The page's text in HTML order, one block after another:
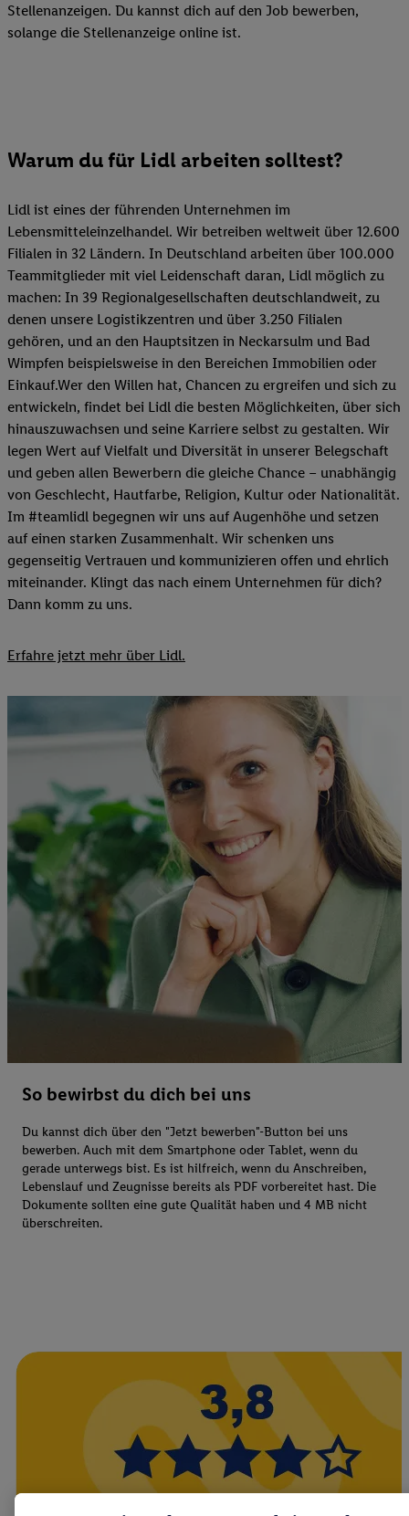
Stellenanzeigen. Du kannst dich auf den Job bewerben,
solange die Stellenanzeige online ist.
Warum du für Lidl arbeiten solltest?
Lidl ist eines der führenden Unternehmen im
Lebensmitteleinzelhandel. Wir betreiben weltweit über 12.600
Filialen in 32 Ländern. In Deutschland arbeiten über 100.000
Teammitglieder mit viel Leidenschaft daran, Lidl möglich zu
machen: In 39 Regionalgesellschaften deutschlandweit, zu
denen unsere Logistikzentren und über 3.250 Filialen
gehören, und an den Hauptsitzen in Neckarsulm und Bad
Wimpfen beispielsweise in den Bereichen Immobilien oder
Einkauf.Wer den Willen hat, Chancen zu ergreifen und sich zu
entwickeln, findet bei Lidl die besten Möglichkeiten, über sich
hinauszuwachsen und seine Karriere selbst zu gestalten. Wir
legen Wert auf Vielfalt und Diversität in unserer Belegschaft
und geben allen Bewerbern die gleiche Chance – unabhängig
von Geschlecht, Hautfarbe, Religion, Kultur oder Nationalität.
Im #teamlidl begegnen wir uns auf Augenhöhe und setzen
auf einen starken Zusammenhalt. Wir schenken uns
gegenseitig Vertrauen und kommunizieren offen und ehrlich
miteinander. Klingt das nach einem Unternehmen für dich?
Dann komm zu uns.​
Erfahre jetzt mehr über Lidl.
So bewirbst du dich bei uns
Du kannst dich über den "Jetzt bewerben"-Button bei uns
bewerben. Auch mit dem Smartphone oder Tablet, wenn du
gerade unterwegs bist. Es ist hilfreich, wenn du Anschreiben,
Lebenslauf und Zeugnisse bereits als PDF vorbereitet hast. Die
Dokumente sollten eine gute Qualität haben und 4 MB nicht
überschreiten.